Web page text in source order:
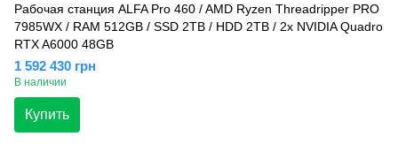
Рабочая станция ALFA Pro 460 / AMD Ryzen Threadripper PRO
7985WX / RAM 512GB / SSD 2TB / HDD 2TB / 2х NVIDIA Quadro
RTX A6000 48GB
1 592 430 грн
В наличии
Купить